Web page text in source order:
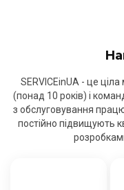
SERVICEinUA - це
(понад 10 років) і
з обслуговування
постійно підвищують